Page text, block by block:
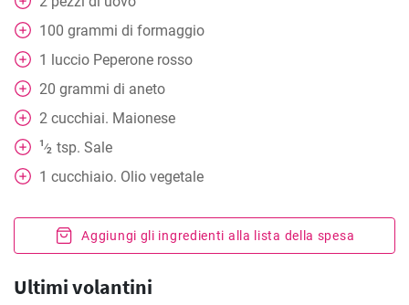
100 grammi di formaggio
1 luccio Peperone rosso
20 grammi di aneto
2 cucchiai. Maionese
1⁄2 tsp. Sale
1 cucchiaio. Olio vegetale
Aggiungi gli ingredienti alla lista della spesa
Ultimi volantini